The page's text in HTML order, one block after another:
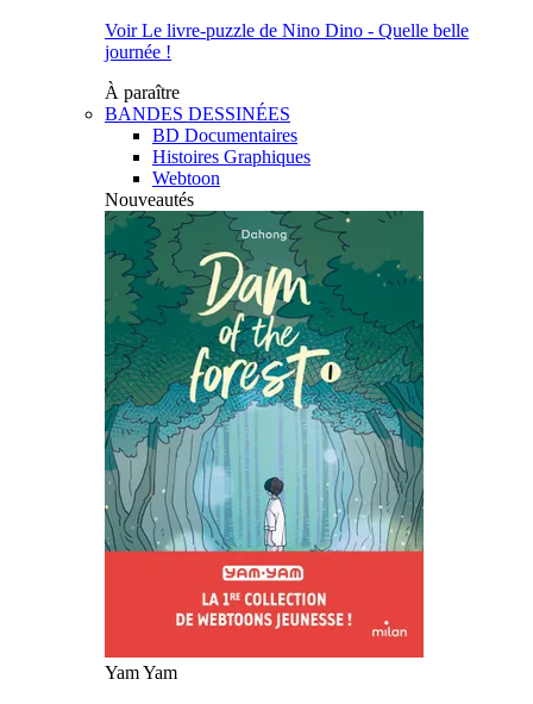
Voir Le livre-puzzle de Nino Dino - Quelle belle
journée !
À paraître
BANDES DESSINÉES
BD Documentaires
Histoires Graphiques
Webtoon
Nouveautés
Yam Yam